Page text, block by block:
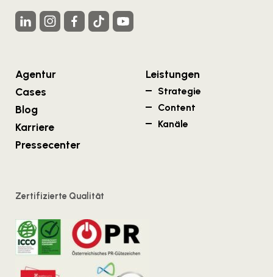
Agentur
Cases
Blog
Karriere
Pressecenter
Leistungen
Strategie
Content
Kanäle
Zertifizierte Qualität